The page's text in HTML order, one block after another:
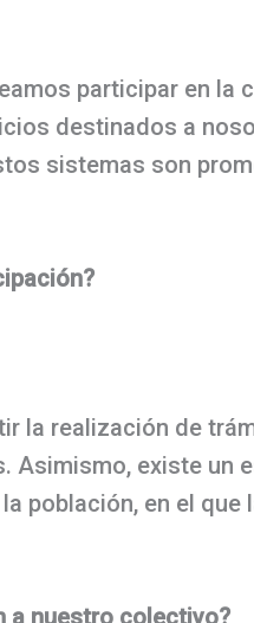
participar en la
destinados a
sistemas son
la realización de
Asimismo, existe un
población, en el que
a nuestro colectivo?